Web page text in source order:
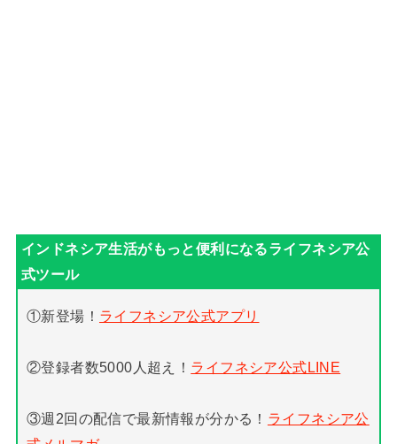
①新登場！ ライフネシア公式アプリ
②登録者数5000人超え！ ライフネシア公式LINE
③週2回の配信で最新情報が分かる！ ライフネシア公